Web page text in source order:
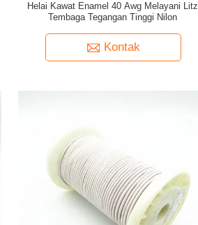
Helai Kawat Enamel 40 Awg Melayani Litz
Tembaga Tegangan Tinggi Nilon
Kontak